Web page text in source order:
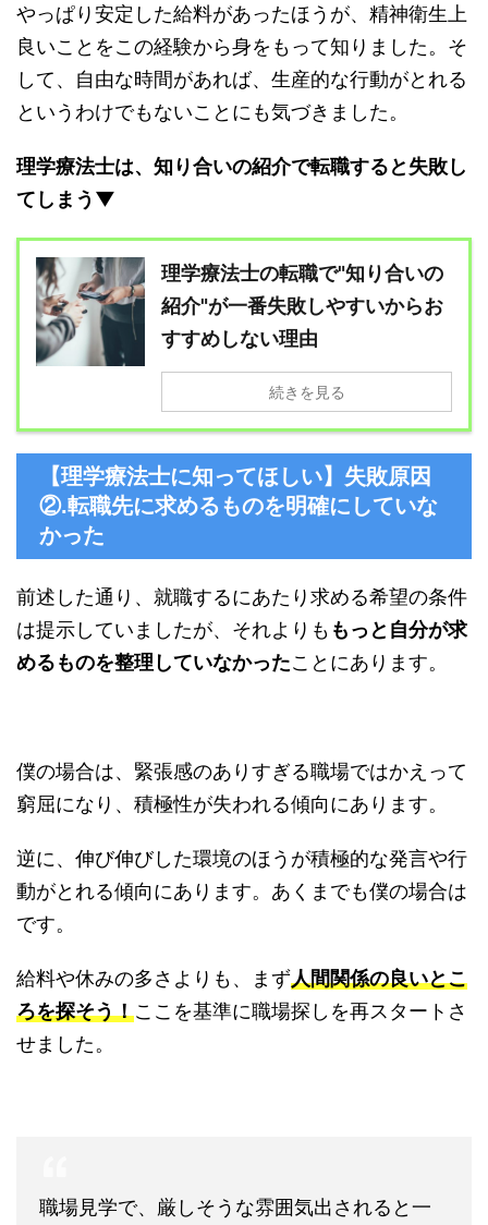
やっぱり安定した給料があったほうが、精神衛生上
良いことをこの経験から身をもって知りました。そ
して、自由な時間があれば、生産的な行動がとれる
というわけでもないことにも気づきました。
理学療法士は、知り合いの紹介で転職すると失敗し
てしまう▼
理学療法士の転職で"知り合いの
紹介"が一番失敗しやすいからお
すすめしない理由
続きを見る
【理学療法士に知ってほしい】失敗原因
②.転職先に求めるものを明確にしていな
かった
前述した通り、就職するにあたり求める希望の条件
は提示していましたが、それよりも もっと自分が求
めるものを整理していなかったことにあります。
僕の場合は、緊張感のありすぎる職場ではかえって
窮屈になり、積極性が失われる傾向にあります。
逆に、伸び伸びした環境のほうが積極的な発言や行
動がとれる傾向にあります。あくまでも僕の場合は
です。
給料や休みの多さよりも、まず人間関係の良いとこ
ろを探そう！ここを基準に職場探しを再スタートさ
せました。
職場見学で、厳しそうな雰囲気出されると一